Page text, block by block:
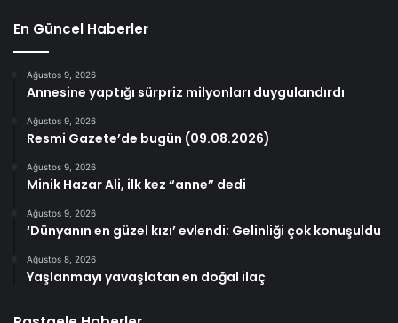
En Güncel Haberler
Ağustos 9, 2026
Annesine yaptığı sürpriz milyonları duygulandırdı
Ağustos 9, 2026
Resmi Gazete’de bugün (09.08.2026)
Ağustos 9, 2026
Minik Hazar Ali, ilk kez “anne” dedi
Ağustos 9, 2026
‘Dünyanın en güzel kızı’ evlendi: Gelinliği çok konuşuldu
Ağustos 8, 2026
Yaşlanmayı yavaşlatan en doğal ilaç